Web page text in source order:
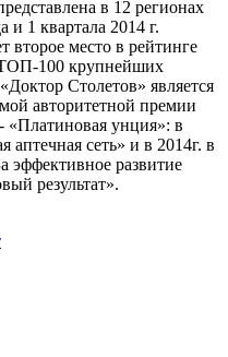
в 12 регионах
и 1 квартала 2014 г.
второе место в рейтинге
ТОП-100 крупнейших
Столетов» является
авторитетной премии
«Платиновая унция»: в
сеть» и в 2014г. в
эффективное развитие
результат».